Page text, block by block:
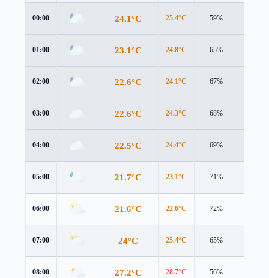
00:00 24.1°C 25.4°C 59%
01:00 23.1°C 24.8°C 65%
02:00 22.6°C 24.1°C 67%
03:00 22.6°C 24.3°C 68%
04:00 22.5°C 24.4°C 69%
05:00 21.7°C 23.1°C 71%
06:00 21.6°C 22.6°C 72%
07:00 24°C 25.4°C 65%
08:00 27.2°C 28.7°C 56%